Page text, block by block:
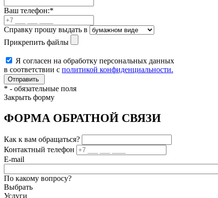
Ваш телефон:*
Справку прошу выдать в
Прикрепить файлы
Я согласен на обработку персональных данных
в соответствии с политикой конфиденциальности.
* - обязательные поля
Закрыть форму
ФОРМА ОБРАТНОЙ СВЯЗИ
Как к вам обращаться?
Контактный телефон
E-mail
По какому вопросу?
Выбрать
Услуги